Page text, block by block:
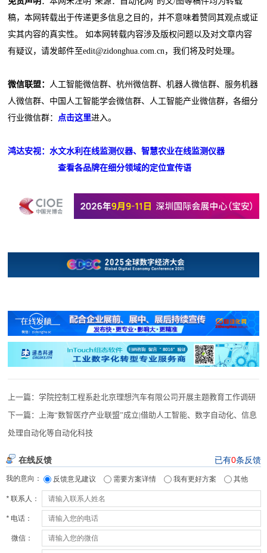
稿，本网转载出于传递更多信息之目的，并不意味着赞同其观点或证
实其内容的真实性。 如本网转载内容涉及版权问题以及对文章内容
有疑议，请发邮件至edit@zidonghua.com.cn，我们将及时处理。
微信联盟： 人工智能微信群、杭州微信群、机器人微信群、服务机器
人微信群、中国人工智能学会微信群、人工智能产业微信群，各细分
行业微信群： 点击这里进入。
鸿达安视：水文水利在线监测仪器、智慧农业在线监测仪器
查看各品牌在细分领域的定位宣传语
上一篇：学院控制工程系赴北京理想汽车有限公司开展主题教育工作调研
下一篇：
上海“数智医疗产业联盟”成立|借助人工智能、数字自动化、信息
处理自动化等自动化科技